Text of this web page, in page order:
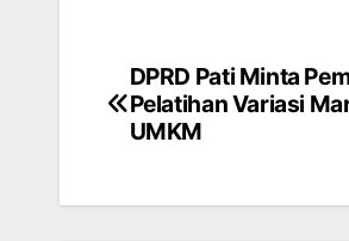
Navigasi
pos
DPRD Pati Minta
Pelatihan Variasi
UMKM